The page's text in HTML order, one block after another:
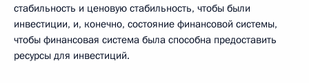
стабильность и ценовую стабильность, чтобы были
инвестиции, и, конечно, состояние финансовой системы,
чтобы финансовая система была способна предоставить
ресурсы для инвестиций.